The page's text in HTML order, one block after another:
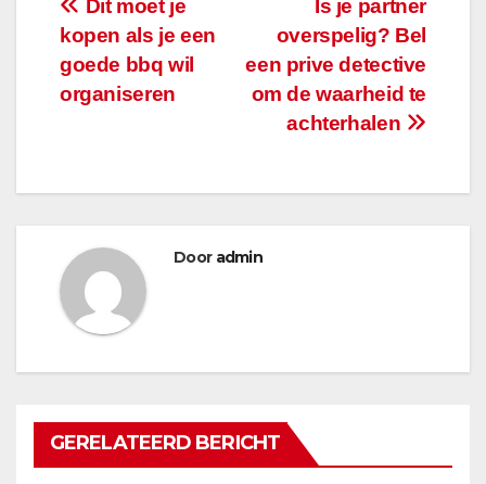
Bericht
navigatie
Is je partner
overspelig? Bel
een prive detective
om de waarheid te
achterhalen
Dit moet je
kopen als je een
goede bbq wil
organiseren
Door admin
GERELATEERD BERICHT